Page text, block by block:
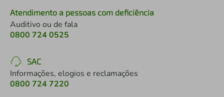
Atendimento a pessoas com deficiência
Auditivo ou de fala
0800 724 0525
SAC
Informações, elogios e reclamações
0800 724 7220